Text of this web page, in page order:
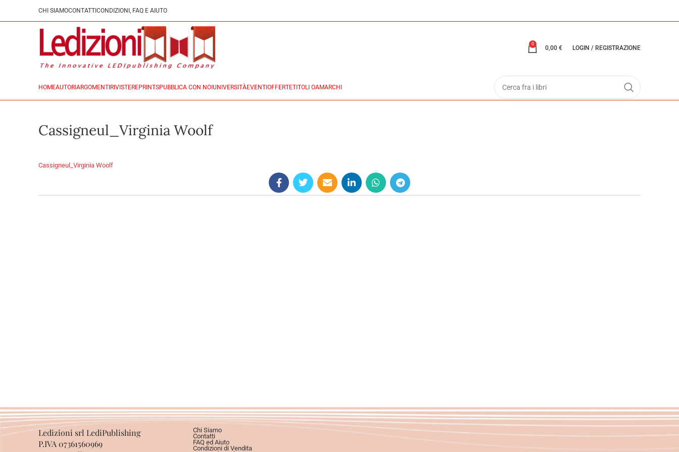
CHI SIAMOCONTATTI CONDIZIONI, FAQ E AIUTO
0
0,00 € LOGIN / REGISTRAZIONE
HOMEAUTORI ARGOMENTI RIVISTEREPRINTSPUBBLICA CON NOI UNIVERSITÀEVENTI OFFERTETITOLI OAMARCHI
Cassigneul_Virginia Woolf
Cassigneul_Virginia Woolf
Ledizioni srl LediPublishing
P.IVA 07361560969
Chi Siamo
Contatti
FAQ ed Aiuto
Condizioni di Vendita